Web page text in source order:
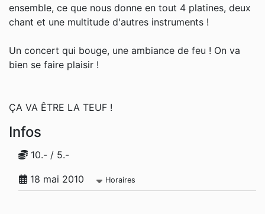
ensemble, ce que nous donne en tout 4 platines, deux
chant et une multitude d'autres instruments !
Un concert qui bouge, une ambiance de feu ! On va
bien se faire plaisir !
ÇA VA ÊTRE LA TEUF !
Infos
10.- / 5.-
18 mai 2010 Horaires